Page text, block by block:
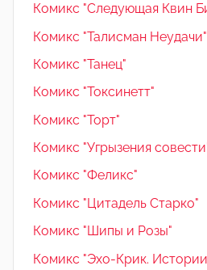
Комикс "Следующая Квин
Комикс "Талисман Неудачи"
Комикс "Танец"
Комикс "Токсинетт"
Комикс "Торт"
Комикс "Угрызения
Комикс "Феликс"
Комикс "Цитадель Старко"
Комикс "Шипы и Розы"
Комикс "Эхо-Крик.